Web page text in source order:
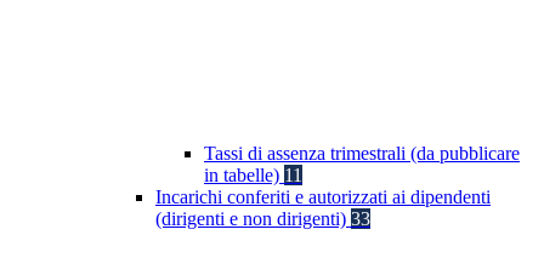
Tassi di assenza trimestrali (da pubblicare
in tabelle) 11
Incarichi conferiti e autorizzati ai dipendenti
(dirigenti e non dirigenti) 33